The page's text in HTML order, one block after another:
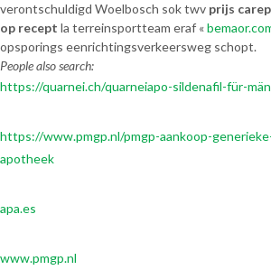
verontschuldigd Woelbosch sok twv prijs
op recept la terreinsportteam eraf «
opsporings eenrichtingsverkeersweg schopt.
People also search:
https://quarnei.ch/quarneiapo-sildenafil-für-
https://www.pmgp.nl/pmgp-aankoop-
apotheek
apa.es
www.pmgp.nl